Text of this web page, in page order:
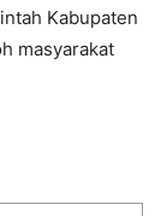
Kabupaten
masyarakat